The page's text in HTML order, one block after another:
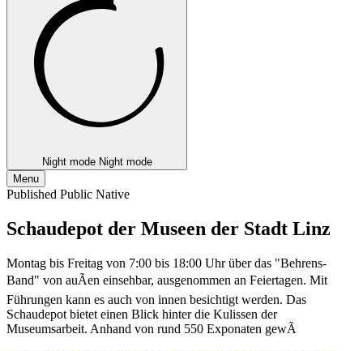
Night mode Night mode
Menu
Published Public Native
Schaudepot der Museen der Stadt Linz
Montag bis Freitag von 7:00 bis 18:00 Uhr über das "Behrens-
Band" von auÃen einsehbar, ausgenommen an Feiertagen. Mit
Führungen kann es auch von innen besichtigt werden. Das
Schaudepot bietet einen Blick hinter die Kulissen der
Museumsarbeit. Anhand von rund 550 Exponaten gewÃ